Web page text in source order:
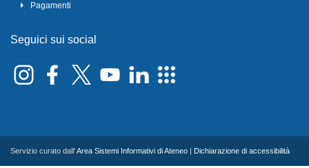
Pagamenti
Seguici sui social
Servizio curato dall'Area Sistemi Informativi di Ateneo Dichiarazione di accessibilità